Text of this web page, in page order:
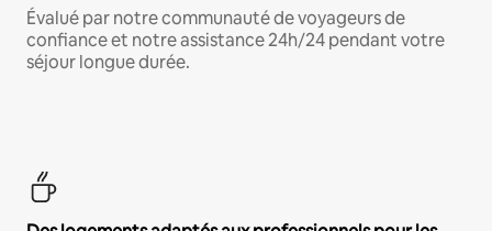
Évalué par notre communauté de voyageurs de
confiance et notre assistance 24h/24 pendant votre
séjour longue durée.